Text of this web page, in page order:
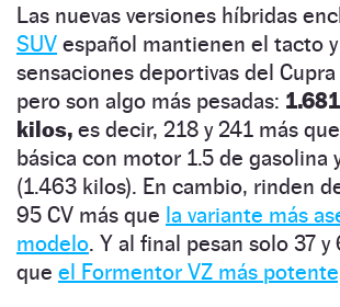
Las nuevas versiones híbridas
SUV español mantienen el tacto
sensaciones deportivas del
pero son algo más pesadas:
kilos, es decir, 218 y 241 más
básica con motor 1.5 de gasolina
(1.463 kilos). En cambio, rinden
95 CV más que la variante más
modelo. Y al final pesan solo 37
que el Formentor VZ más